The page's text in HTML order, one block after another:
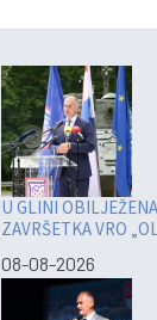
U GLINI
ZAVRŠETKA VRO
08-08-2026